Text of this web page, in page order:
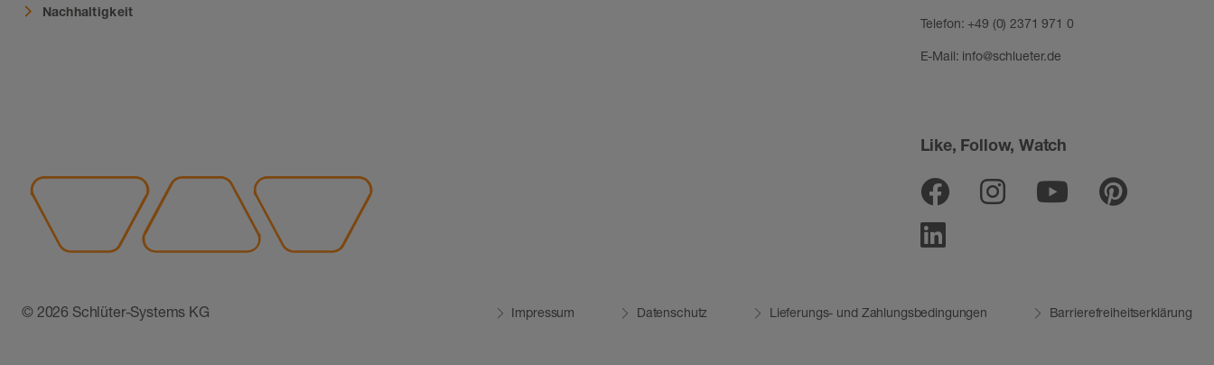
Nachhaltigkeit
Telefon:+49 (0) 2371 971 0
E-Mail: info@schlueter.de
Like, Follow, Watch
Facebook
Instagram
Youtube
Linkedin
© 2026 Schlüter-Systems KG Impressum Datenschutz Lieferungs- und Zahlungsbedingungen Barrierefreiheitserklärung